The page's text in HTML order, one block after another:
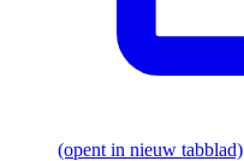
(opent in nieuw tabblad)